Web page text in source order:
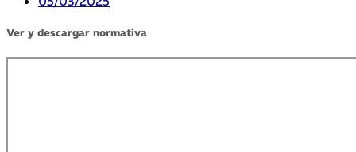
Ver y descargar normativa